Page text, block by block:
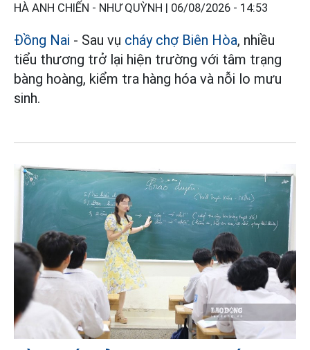
HÀ ANH CHIẾN - NHƯ QUỲNH | 06/08/2026 - 14:53
Đồng Nai - Sau vụ cháy chợ Biên Hòa, nhiều
tiểu thương trở lại hiện trường với tâm trạng
bàng hoàng, kiểm tra hàng hóa và nỗi lo mưu
sinh.